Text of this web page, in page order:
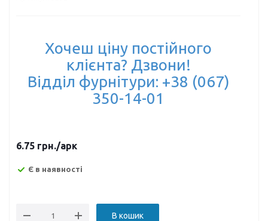
Хочеш ціну постійного
клієнта? Дзвони!
Відділ фурнітури: +38 (067)
350-14-01
6.75 грн./арк
Є в наявності
В кошик